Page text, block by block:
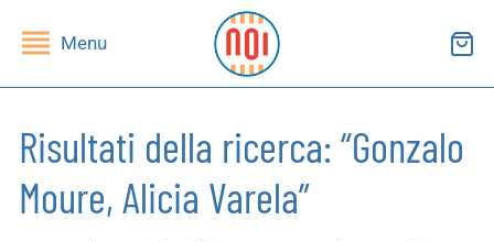
Menu
Risultati della ricerca: “Gonzalo
Moure, Alicia Varela”